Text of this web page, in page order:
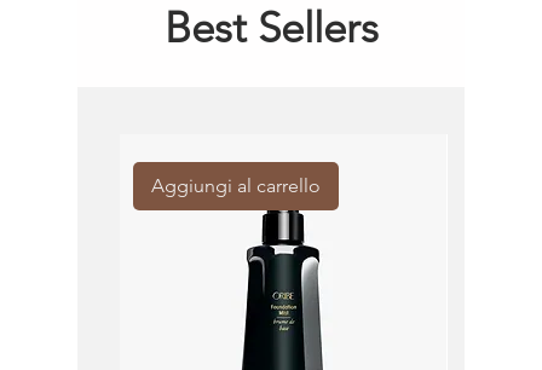
Best Sellers
Aggiungi al carrello